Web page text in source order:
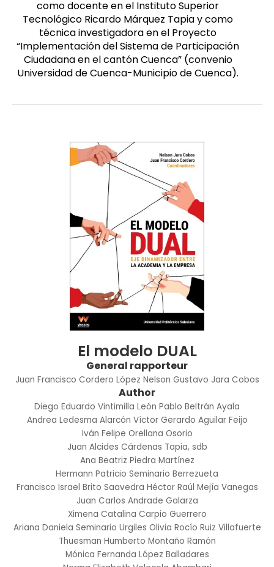
como docente en el Instituto Superior
Tecnológico Ricardo Márquez Tapia y como
técnica investigadora en el Proyecto
“Implementación del Sistema de Participación
Ciudadana en el cantón Cuenca” (convenio
Universidad de Cuenca-Municipio de Cuenca).
El modelo DUAL
General rapporteur
Juan Francisco Cordero López Nelson Gustavo Jara Cobos
Author
Diego Eduardo Vintimilla León Pablo Beltrán Ayala
Andrea Ledesma Alarcón Víctor Gerardo Aguilar Feijo
Iván Felipe Orellana Osorio
Juan Alcides Cárdenas Tapia, sdb
Ana Beatriz Piedra Martínez
Hermann Patricio Seminario Berrezueta
Francisco Israel Brito Saavedra Héctor Raúl Mejía Vanegas
Juan Carlos Andrade Galarza
Ximena Catalina Carpio Guerrero
Ariana Daniela Seminario Urgiles Olivia Rocío Ruiz Villafuerte
Thuesman Humberto Montaño Ramón
Mónica Fernanda López Balladares